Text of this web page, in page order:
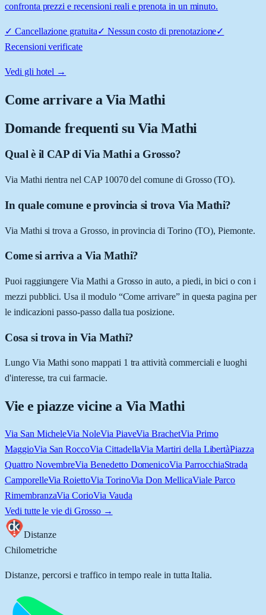
confronta prezzi e recensioni reali e prenota in un minuto.
✓ Cancellazione gratuita✓ Nessun costo di prenotazione✓
Recensioni verificate
Vedi gli hotel →
Come arrivare aVia Mathi
Domande frequenti su Via Mathi
Qual è il CAP di Via Mathi a Grosso?
Via Mathi rientra nel CAP 10070 del comune di Grosso (TO).
In quale comune e provincia si trova Via Mathi?
Via Mathi si trova a Grosso, in provincia di Torino (TO), Piemonte.
Come si arriva a Via Mathi?
Puoi raggiungere Via Mathi a Grosso in auto, a piedi, in bici o con i
mezzi pubblici. Usa il modulo “Come arrivare” in questa pagina per
le indicazioni passo-passo dalla tua posizione.
Cosa si trova in Via Mathi?
Lungo Via Mathi sono mappati 1 tra attività commerciali e luoghi
d'interesse, tra cui farmacie.
Vie e piazze vicine a Via Mathi
Via San MicheleVia NoleVia PiaveVia BrachetVia Primo
MaggioVia San RoccoVia CittadellaVia Martiri della LibertàPiazza
Quattro NovembreVia Benedetto DomenicoVia ParrocchiaStrada
CamporelleVia RoiettoVia TorinoVia Don MellicaViale Parco
RimembranzaVia CorioVia Vauda
Vedi tutte le vie di Grosso→
Distanze
Chilometriche
Distanze, percorsi e traffico in tempo reale in tutta Italia.